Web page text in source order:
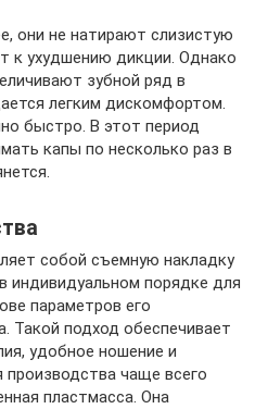
они не натирают слизистую
к ухудшению дикции. Однако
зубной ряд в
легким дискомфортом.
быстро. В этот период
капы по несколько раз в
собой съемную накладку
индивидуальном порядке для
параметров его
Такой подход обеспечивает
удобное ношение и
чаще всего
пластмасса. Она